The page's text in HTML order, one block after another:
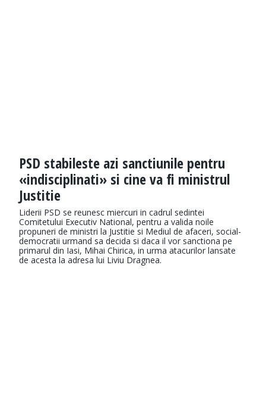
PSD stabileste azi sanctiunile pentru
«indisciplinati» si cine va fi ministrul
Justitie
Liderii PSD se reunesc miercuri in cadrul sedintei
Comitetului Executiv National, pentru a valida noile
propuneri de ministri la Justitie si Mediul de afaceri, social-
democratii urmand sa decida si daca il vor sanctiona pe
primarul din Iasi, Mihai Chirica, in urma atacurilor lansate
de acesta la adresa lui Liviu Dragnea.